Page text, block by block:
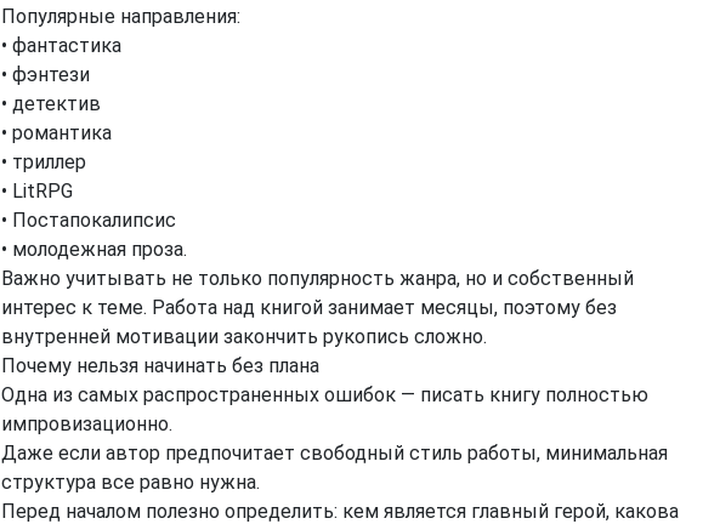
Популярные направления:
• фантастика
• фэнтези
• детектив
• романтика
• триллер
• LitRPG
• Постапокалипсис
• молодежная проза.
Важно учитывать не только популярность жанра, но и собственный
интерес к теме. Работа над книгой занимает месяцы, поэтому без
внутренней мотивации закончить рукопись сложно.
Почему нельзя начинать без плана
Одна из самых распространенных ошибок — писать книгу полностью
импровизационно.
Даже если автор предпочитает свободный стиль работы, минимальная
структура все равно нужна.
Перед началом полезно определить: кем является главный герой, какова